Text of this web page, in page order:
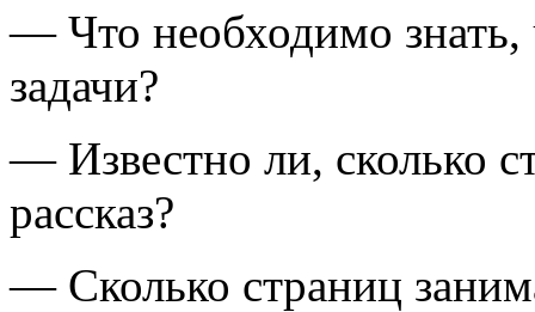
— Что необходимо знать,
задачи?
— Известно ли, сколько
рассказ?
— Сколько страниц